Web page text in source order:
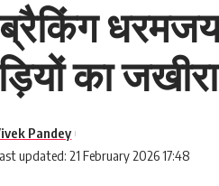
का
updated: 21 February 2026 17:48
Pandey